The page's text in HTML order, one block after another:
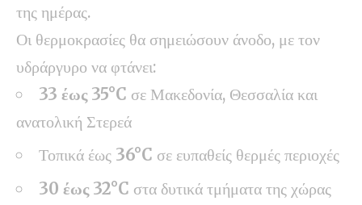
της ημέρας.
Οι θερμοκρασίες θα σημειώσουν άνοδο, με τον
υδράργυρο να φτάνει:
33 έως 35°C σε Μακεδονία, Θεσσαλία και
ανατολική Στερεά
Τοπικά έως 36°C σε ευπαθείς θερμές περιοχές
30 έως 32°C στα δυτικά τμήματα της χώρας